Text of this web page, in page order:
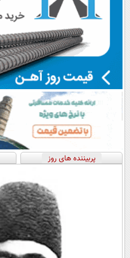
پربیننده های روز